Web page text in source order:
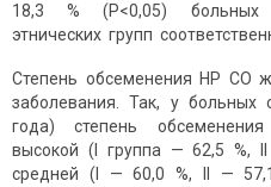
18,3 % (Р<0,05) больных
этнических групп
Степень обсеменения НР СО
заболевания. Так, у
года) степень
высокой (I группа — 62,5 %,
средней (I — 60,0 %, II —